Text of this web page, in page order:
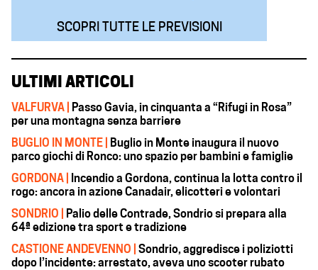
SCOPRI TUTTE LE PREVISIONI
ULTIMI ARTICOLI
VALFURVA | Passo Gavia, in cinquanta a “Rifugi in Rosa”
per una montagna senza barriere
BUGLIO IN MONTE | Buglio in Monte inaugura il nuovo
parco giochi di Ronco: uno spazio per bambini e famiglie
GORDONA | Incendio a Gordona, continua la lotta contro il
rogo: ancora in azione Canadair, elicotteri e volontari
SONDRIO | Palio delle Contrade, Sondrio si prepara alla
64ª edizione tra sport e tradizione
CASTIONE ANDEVENNO | Sondrio, aggredisce i poliziotti
dopo l’incidente: arrestato, aveva uno scooter rubato